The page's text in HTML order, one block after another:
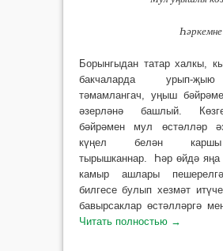
Борынгыдан татар халкы,
бакчаларда урып-
тәмамлангач, уңыш
әзерләнә башлый.
бәйрәмен мул өстәлләр
күңел белән
тырышканнар. Һәр өйдә яңа
камыр ашлары
билгесе булып хезмәт
бавырсаклар өстәлләргә
Читать полностью →